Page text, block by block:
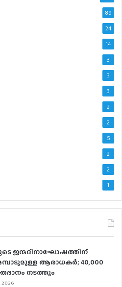
89
24
14
3
3
3
2
2
5
2
2
1
ജന്മദിനാഘോഷത്തിന്
ആരാധകര്‍; 40,000
നടത്തും
2026